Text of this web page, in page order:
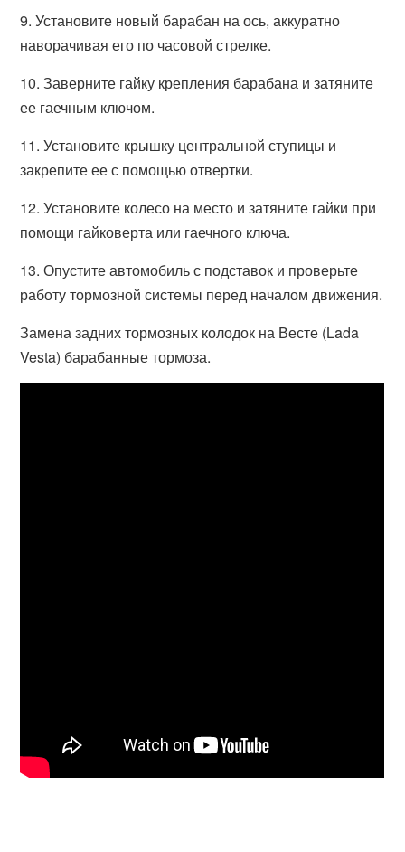
9. Установите новый барабан на ось, аккуратно
наворачивая его по часовой стрелке.
10. Заверните гайку крепления барабана и затяните
ее гаечным ключом.
11. Установите крышку центральной ступицы и
закрепите ее с помощью отвертки.
12. Установите колесо на место и затяните гайки при
помощи гайковерта или гаечного ключа.
13. Опустите автомобиль с подставок и проверьте
работу тормозной системы перед началом движения.
Замена задних тормозных колодок на Весте (Lada
Vesta) барабанные тормоза.